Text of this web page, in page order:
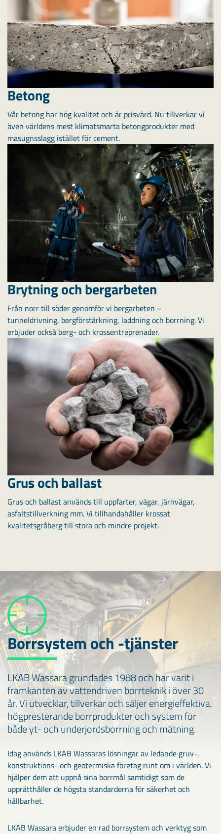
Betong
Vår betong har hög kvalitet och är prisvärd. Nu tillverkar vi
även världens mest klimatsmarta betongprodukter med
masugnsslagg istället för cement.
Brytning och bergarbeten
Från norr till söder genomför vi bergarbeten –
tunneldrivning, bergförstärkning, laddning och borrning. Vi
erbjuder också berg- och krossentreprenader.
Grus och ballast
Grus och ballast används till uppfarter, vägar, järnvägar,
asfaltstillverkning mm. Vi tillhandahåller krossat
kvalitetsgråberg till stora och mindre projekt.
Borrsystem och -tjänster
LKAB Wassara grundades 1988 och har varit i
framkanten av vattendriven borrteknik i över 30
år. Vi utvecklar, tillverkar och säljer energieffektiva,
högpresterande borrprodukter och system för
både yt- och underjordsborrning och mätning.
Idag används LKAB Wassaras lösningar av ledande gruv-,
konstruktions- och geotermiska företag runt om i världen. Vi
hjälper dem att uppnå sina borrmål samtidigt som de
upprätthåller de högsta standarderna för säkerhet och
hållbarhet.
LKAB Wassara erbjuder en rad borrsystem och verktyg som